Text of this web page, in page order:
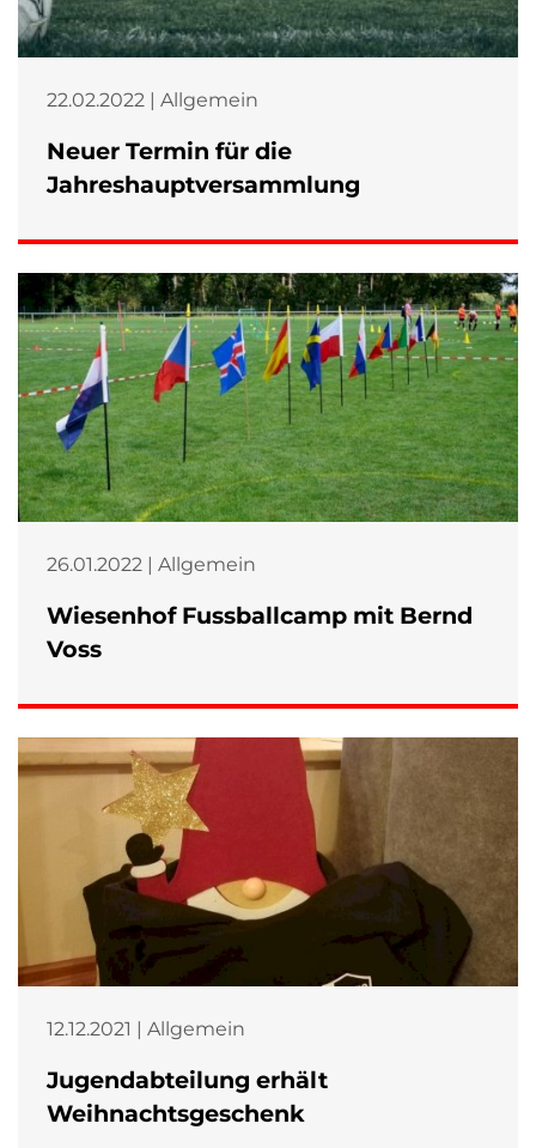
22.02.2022 | Allgemein
Neuer Termin für die
Jahreshauptversammlung
26.01.2022 | Allgemein
Wiesenhof Fussballcamp mit Bernd
Voss
12.12.2021 | Allgemein
Jugendabteilung erhält
Weihnachtsgeschenk